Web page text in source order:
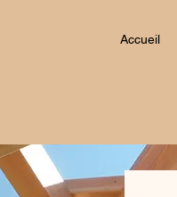
Accueil